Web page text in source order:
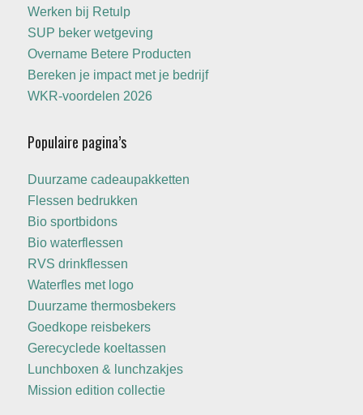
Werken bij Retulp
SUP beker wetgeving
Overname Betere Producten
Bereken je impact met je bedrijf
WKR-voordelen 2026
Populaire pagina’s
Duurzame cadeaupakketten
Flessen bedrukken
Bio sportbidons
Bio waterflessen
RVS drinkflessen
Waterfles met logo
Duurzame thermosbekers
Goedkope reisbekers
Gerecyclede koeltassen
Lunchboxen & lunchzakjes
Mission edition collectie